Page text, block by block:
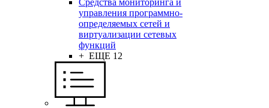
управления программно-
определяемых сетей и
виртуализации сетевых
функций
+ ЕЩЕ 12